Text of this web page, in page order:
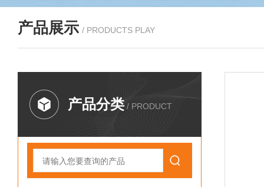
产品展示 / PRODUCTS PLAY
产品分类 / PRODUCT